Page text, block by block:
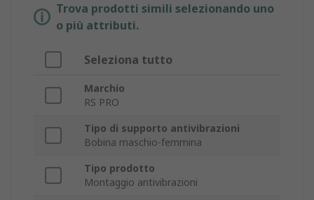
Trova prodotti simili selezionando uno
o più attributi.
Seleziona tutto
Marchio
RS PRO
Tipo di supporto antivibrazioni
Bobina maschio-femmina
Tipo prodotto
Montaggio antivibrazioni